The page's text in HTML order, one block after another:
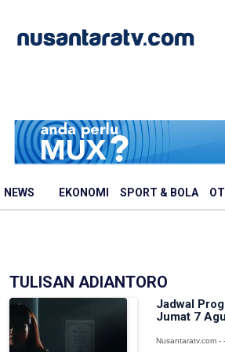
NEWS EKONOMI SPORT & BOLA
TULISAN ADIANTORO
Jadwal
Jumat 7
Nusantaratv.com -